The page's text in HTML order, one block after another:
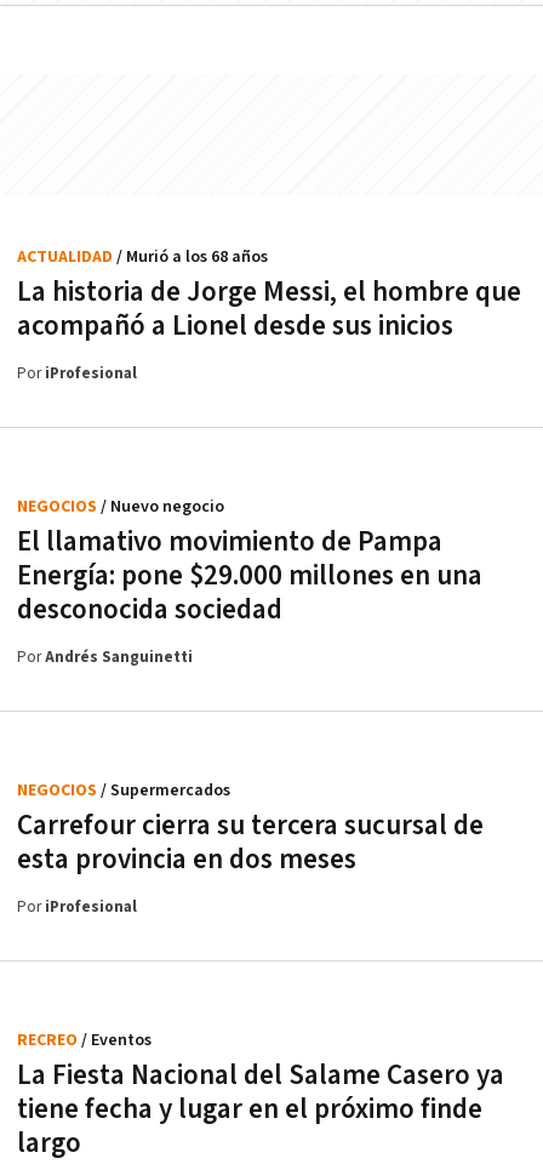
La historia de Jorge Messi, el hombre que
acompañó a Lionel desde sus inicios
ACTUALIDAD / Murió a los 68 años
PoriProfesional
El llamativo movimiento de Pampa
Energía: pone $29.000 millones en una
desconocida sociedad
NEGOCIOS / Nuevo negocio
PorAndrés Sanguinetti
Carrefour cierra su tercera sucursal de
esta provincia en dos meses
NEGOCIOS / Supermercados
PoriProfesional
La Fiesta Nacional del Salame Casero ya
tiene fecha y lugar en el próximo finde
largo
RECREO / Eventos